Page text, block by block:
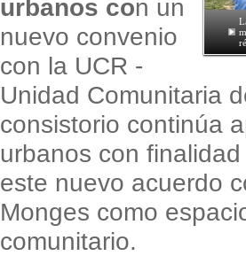
urbanos con un
nuevo convenio
con la UCR -
Unidad Comunitaria
consistorio continúa
urbanos con
este nuevo acuerdo
Monges como
comunitario.